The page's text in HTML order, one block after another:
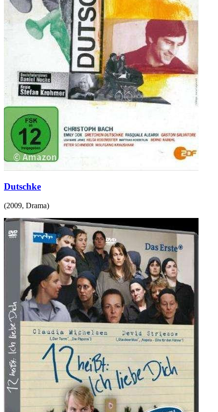
Dutschke
(2009, Drama)